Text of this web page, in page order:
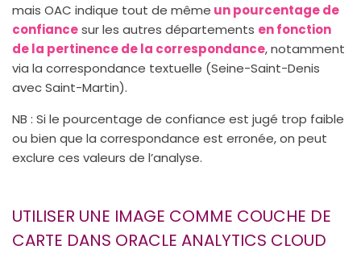
mais OAC indique tout de même un pourcentage de
confiancesur les autres départements en fonction
de la pertinence de la correspondance, notamment
via la correspondance textuelle (Seine-Saint-Denis
avec Saint-Martin).
NB : Si le pourcentage de confiance est jugé trop faible
ou bien que la correspondance est erronée, on peut
exclure ces valeurs de l’analyse.
UTILISER UNE IMAGE COMME COUCHE DE
CARTE DANS ORACLE ANALYTICS CLOUD